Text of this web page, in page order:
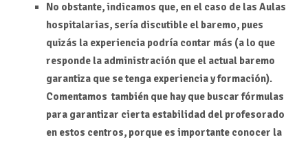
No obstante, indicamos que, en el caso de las Aulas
hospitalarias, sería discutible el baremo, pues
quizás la experiencia podría contar más (a lo que
responde la administración que el actual baremo
garantiza que se tenga experiencia y formación).
Comentamos también que hay que buscar fórmulas
para garantizar cierta estabilidad del profesorado
en estos centros, porque es importante conocer la